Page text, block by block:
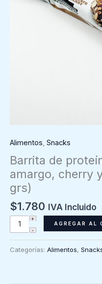
Alimentos, Snacks
Barrita de
amargo, cherry
grs)
$1.780 IVA Incluido
Barrita
de
chocolate
AGREGAR AL
Categorías: Alimentos,